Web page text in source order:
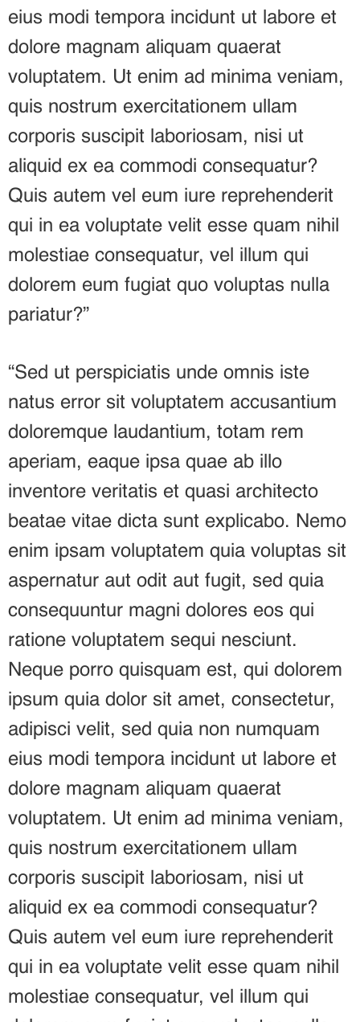
eius modi tempora incidunt ut labore et
dolore magnam aliquam quaerat
voluptatem. Ut enim ad minima veniam,
quis nostrum exercitationem ullam
corporis suscipit laboriosam, nisi ut
aliquid ex ea commodi consequatur?
Quis autem vel eum iure reprehenderit
qui in ea voluptate velit esse quam nihil
molestiae consequatur, vel illum qui
dolorem eum fugiat quo voluptas nulla
pariatur?”
“Sed ut perspiciatis unde omnis iste
natus error sit voluptatem accusantium
doloremque laudantium, totam rem
aperiam, eaque ipsa quae ab illo
inventore veritatis et quasi architecto
beatae vitae dicta sunt explicabo. Nemo
enim ipsam voluptatem quia voluptas sit
aspernatur aut odit aut fugit, sed quia
consequuntur magni dolores eos qui
ratione voluptatem sequi nesciunt.
Neque porro quisquam est, qui dolorem
ipsum quia dolor sit amet, consectetur,
adipisci velit, sed quia non numquam
eius modi tempora incidunt ut labore et
dolore magnam aliquam quaerat
voluptatem. Ut enim ad minima veniam,
quis nostrum exercitationem ullam
corporis suscipit laboriosam, nisi ut
aliquid ex ea commodi consequatur?
Quis autem vel eum iure reprehenderit
qui in ea voluptate velit esse quam nihil
molestiae consequatur, vel illum qui